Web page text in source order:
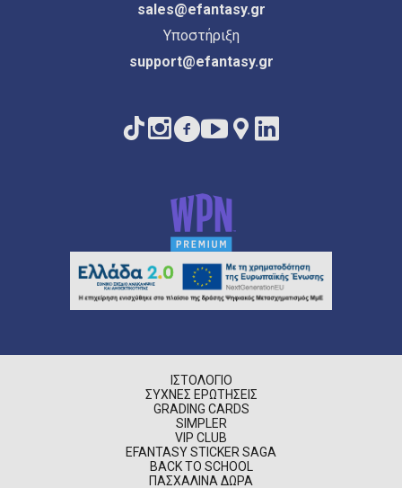
sales@efantasy.gr
Υποστήριξη
support@efantasy.gr
ΙΣΤΟΛΌΓΙΟ
ΣΥΧΝΈΣ ΕΡΩΤΉΣΕΙΣ
GRADING CARDS
SIMPLER
VIP CLUB
EFANTASY STICKER SAGA
BACK TO SCHOOL
ΠΑΣΧΑΛΙΝΆ ΔΏΡΑ